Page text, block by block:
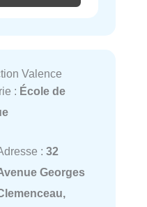
Valence
: École de
: 32
Georges